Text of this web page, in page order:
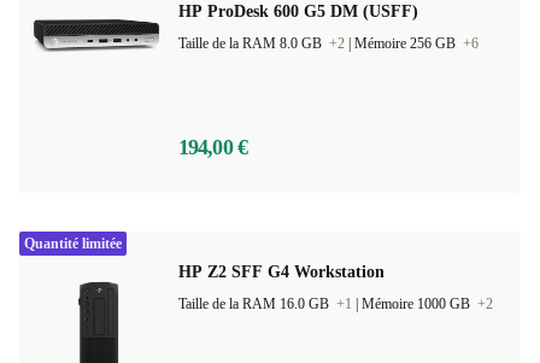
HP ProDesk 600 G5 DM (USFF)
Taille de la RAM 8.0 GB +2 Mémoire 256 GB +6
194,00 €
HP Z2 SFF G4 Workstation
Taille de la RAM 16.0 GB +1 Mémoire 1000 GB +2
Quantité limitée